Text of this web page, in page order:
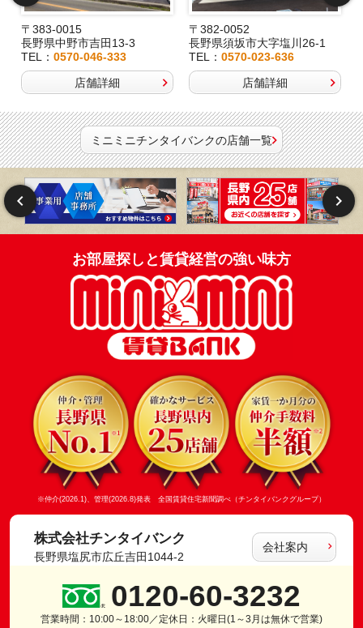
〒383-0015
長野県中野市吉田13-3
TEL： 0570-046-333
店舗詳細
〒382-0052
長野県須坂市大字塩川26-1
TEL：0570-023-636
店舗詳細
ミニミニチンタイバンクの店舗一覧
お部屋探しと賃貸経営の強い味方
※仲介(2026.1)、管理(2026.8)発表 全国賃貸住宅新聞調べ（チンタイバンクグループ）
株式会社チンタイバンク
長野県塩尻市広丘吉田1044-2
会社案内
0120-60-3232
営業時間：10:00～18:00／定休日：火曜日(1～3月は無休で営業)